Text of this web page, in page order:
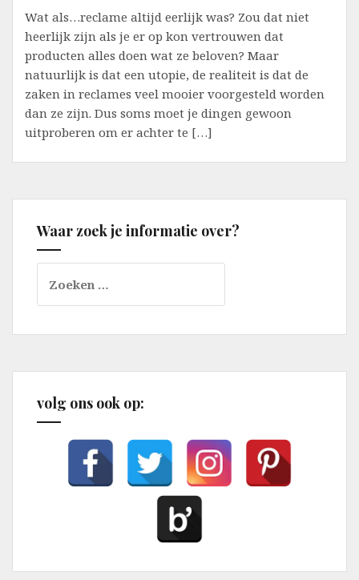
Wat als…reclame altijd eerlijk was? Zou dat niet
heerlijk zijn als je er op kon vertrouwen dat
producten alles doen wat ze beloven? Maar
natuurlijk is dat een utopie, de realiteit is dat de
zaken in reclames veel mooier voorgesteld worden
dan ze zijn. Dus soms moet je dingen gewoon
uitproberen om er achter te […]
Waar zoek je informatie over?
naar:
volg ons ook op: